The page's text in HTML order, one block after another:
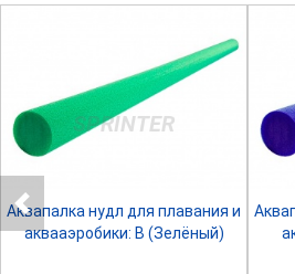
SPRINTER
Аквапалка нудл для плавания и
аквааэробики: B (Зелёный)